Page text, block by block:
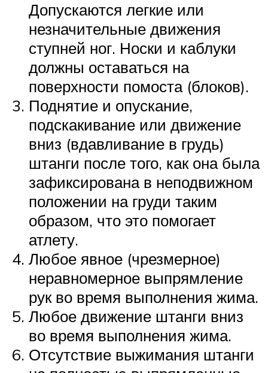
Допускаются легкие или
незначительные движения
ступней ног. Носки и каблуки
должны оставаться на
поверхности помоста (блоков).
Поднятие и опускание,
подскакивание или движение
вниз (вдавливание в грудь)
штанги после того, как она была
зафиксирована в неподвижном
положении на груди таким
образом, что это помогает
атлету.
Любое явное (чрезмерное)
неравномерное выпрямление
рук во время выполнения жима.
Любое движение штанги вниз
во время выполнения жима.
Отсутствие выжимания штанги